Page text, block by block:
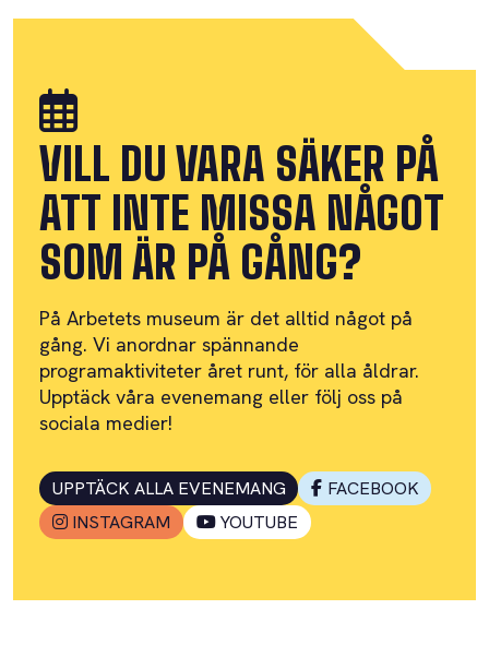
VILL DU VARA SÄKER PÅ
ATT INTE MISSA NÅGOT
SOM ÄR PÅ GÅNG?
På Arbetets museum är det alltid något på
gång. Vi anordnar spännande
programaktiviteter året runt, för alla åldrar.
Upptäck våra evenemang eller följ oss på
sociala medier!
UPPTÄCK ALLA EVENEMANG
FACEBOOK
INSTAGRAM
YOUTUBE